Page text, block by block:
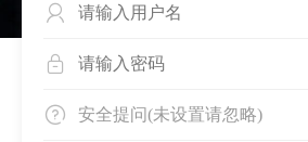


 安全提问(未设置请忽略)